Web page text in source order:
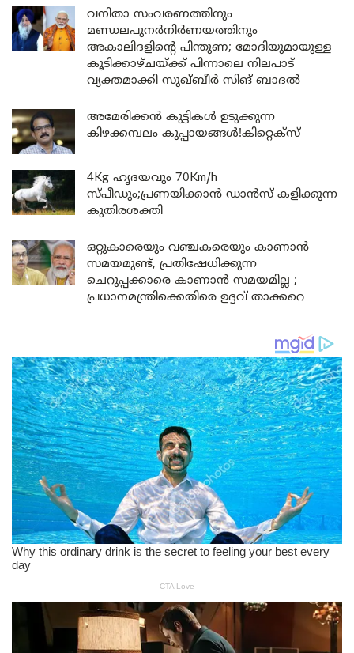
വനിതാ സംവരണത്തിനും
മണ്ഡലപുനർനിർണയത്തിനും
അകാലിദളിന്റെ പിന്തുണ; മോദിയുമായുള്ള
കൂടിക്കാഴ്ചയ്ക്ക് പിന്നാലെ നിലപാട്
വ്യക്തമാക്കി സുഖ്ബീർ സിങ് ബാദൽ
അമേരിക്കൻ കുട്ടികൾ ഉടുക്കുന്ന
കിഴക്കമ്പലം കുപ്പായങ്ങൾ!കിറ്റെക്സ്
4Kg ഹൃദയവും 70Km/h
സ്പീഡും;പ്രണയിക്കാൻ ഡാൻസ് കളിക്കുന്ന
കുതിരശക്തി
ഒറ്റുകാരെയും വഞ്ചകരെയും കാണാൻ
സമയമുണ്ട്, പ്രതിഷേധിക്കുന്ന
ചെറുപ്പക്കാരെ കാണാൻ സമയമില്ല ;
പ്രധാനമന്ത്രിക്കെതിരെ ഉദ്ദവ് താക്കറെ